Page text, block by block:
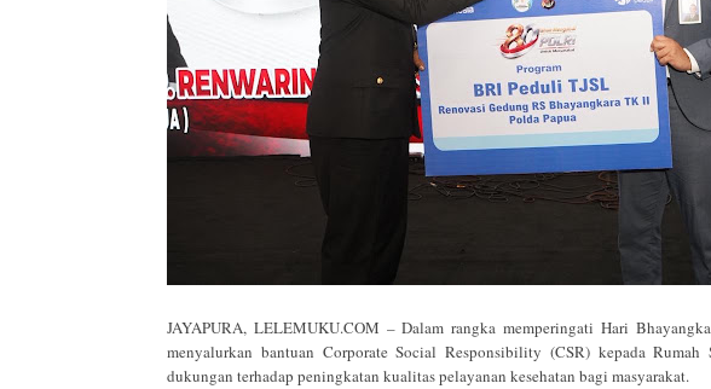
JAYAPURA, LELEMUKU.COM – Dalam rangka memperingati Hari
menyalurkan bantuan Corporate Social Responsibility (CSR) kepada
dukungan terhadap peningkatan kualitas pelayanan kesehatan bagi masyarakat.